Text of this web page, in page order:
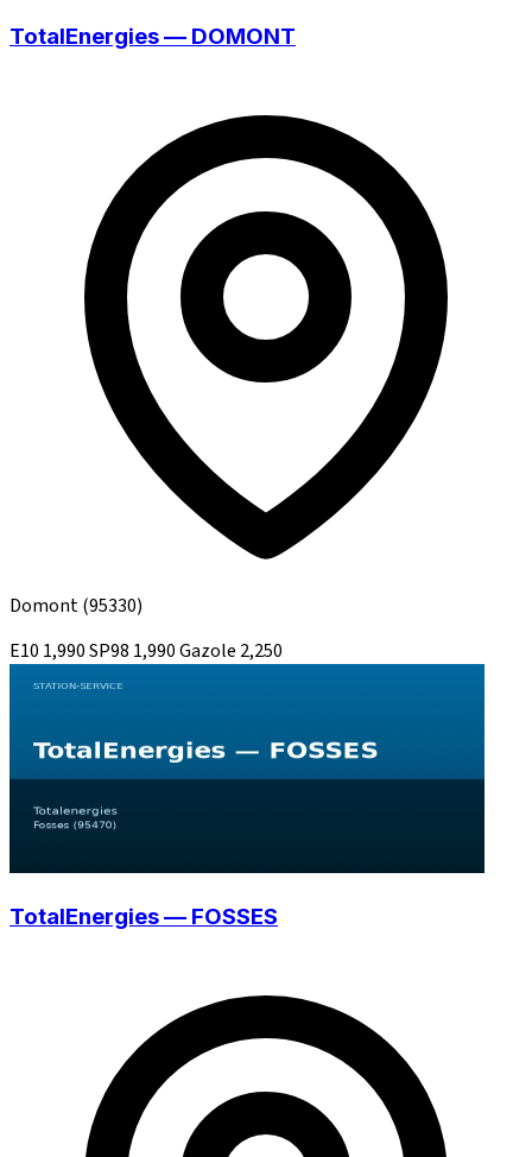
TotalEnergies — DOMONT
Domont(95330)
E10 1,990SP98 1,990Gazole 2,250
TotalEnergies — FOSSES